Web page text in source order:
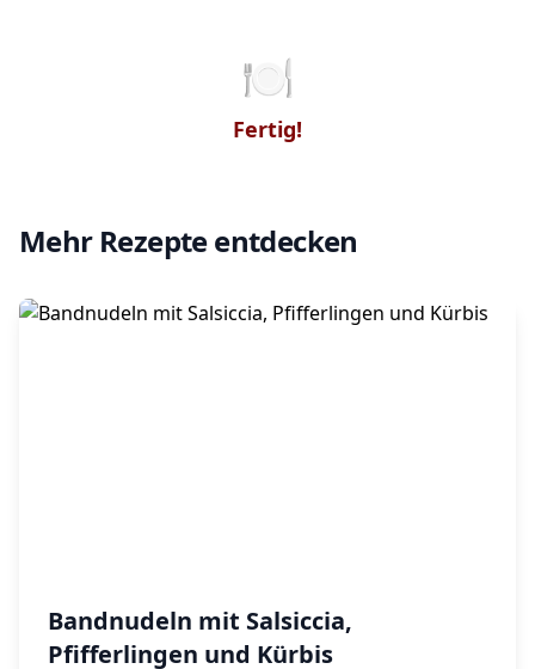
🍽
Fertig!
Mehr Rezepte entdecken
Bandnudeln mit Salsiccia,
Pfifferlingen und Kürbis